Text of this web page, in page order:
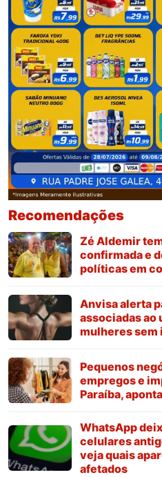
Recomendações
Zé Aldemir
confirmada e
políticas em
Anvisa alerta
associadas ao
mulheres sem
Pequenos
empregos e
Paraíba,
WhatsApp
celulares
veja quais
afetados